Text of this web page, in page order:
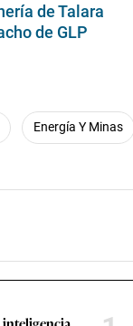
de Talara
de GLP
Energía Y Minas